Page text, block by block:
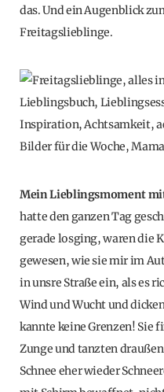
das. Und ein Augenblick
Freitagslieblinge.
Mein Lieblingsmoment
hatte den ganzen Tag
gerade losging, waren die
gewesen, wie sie mir im
in unsre Straße ein, als es
Wind und Wucht und
kannte keine Grenzen! Sie
Zunge und tanzten
Schnee eher wieder